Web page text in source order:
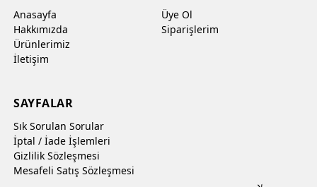
Anasayfa
Hakkımızda
Ürünlerimiz
İletişim
Üye Ol
Siparişlerim
SAYFALAR
Sık Sorulan Sorular
İptal / İade İşlemleri
Gizlilik Sözleşmesi
Mesafeli Satış Sözleşmesi